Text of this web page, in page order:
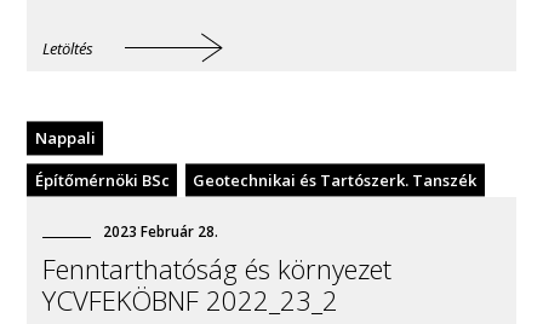
Letöltés
Építőmérnöki BSc Geotechnikai és Tartószerk. Tanszék
Nappali
2023 Február 28.
Fenntarthatóság és környezet
YCVFEKÖBNF 2022_23_2